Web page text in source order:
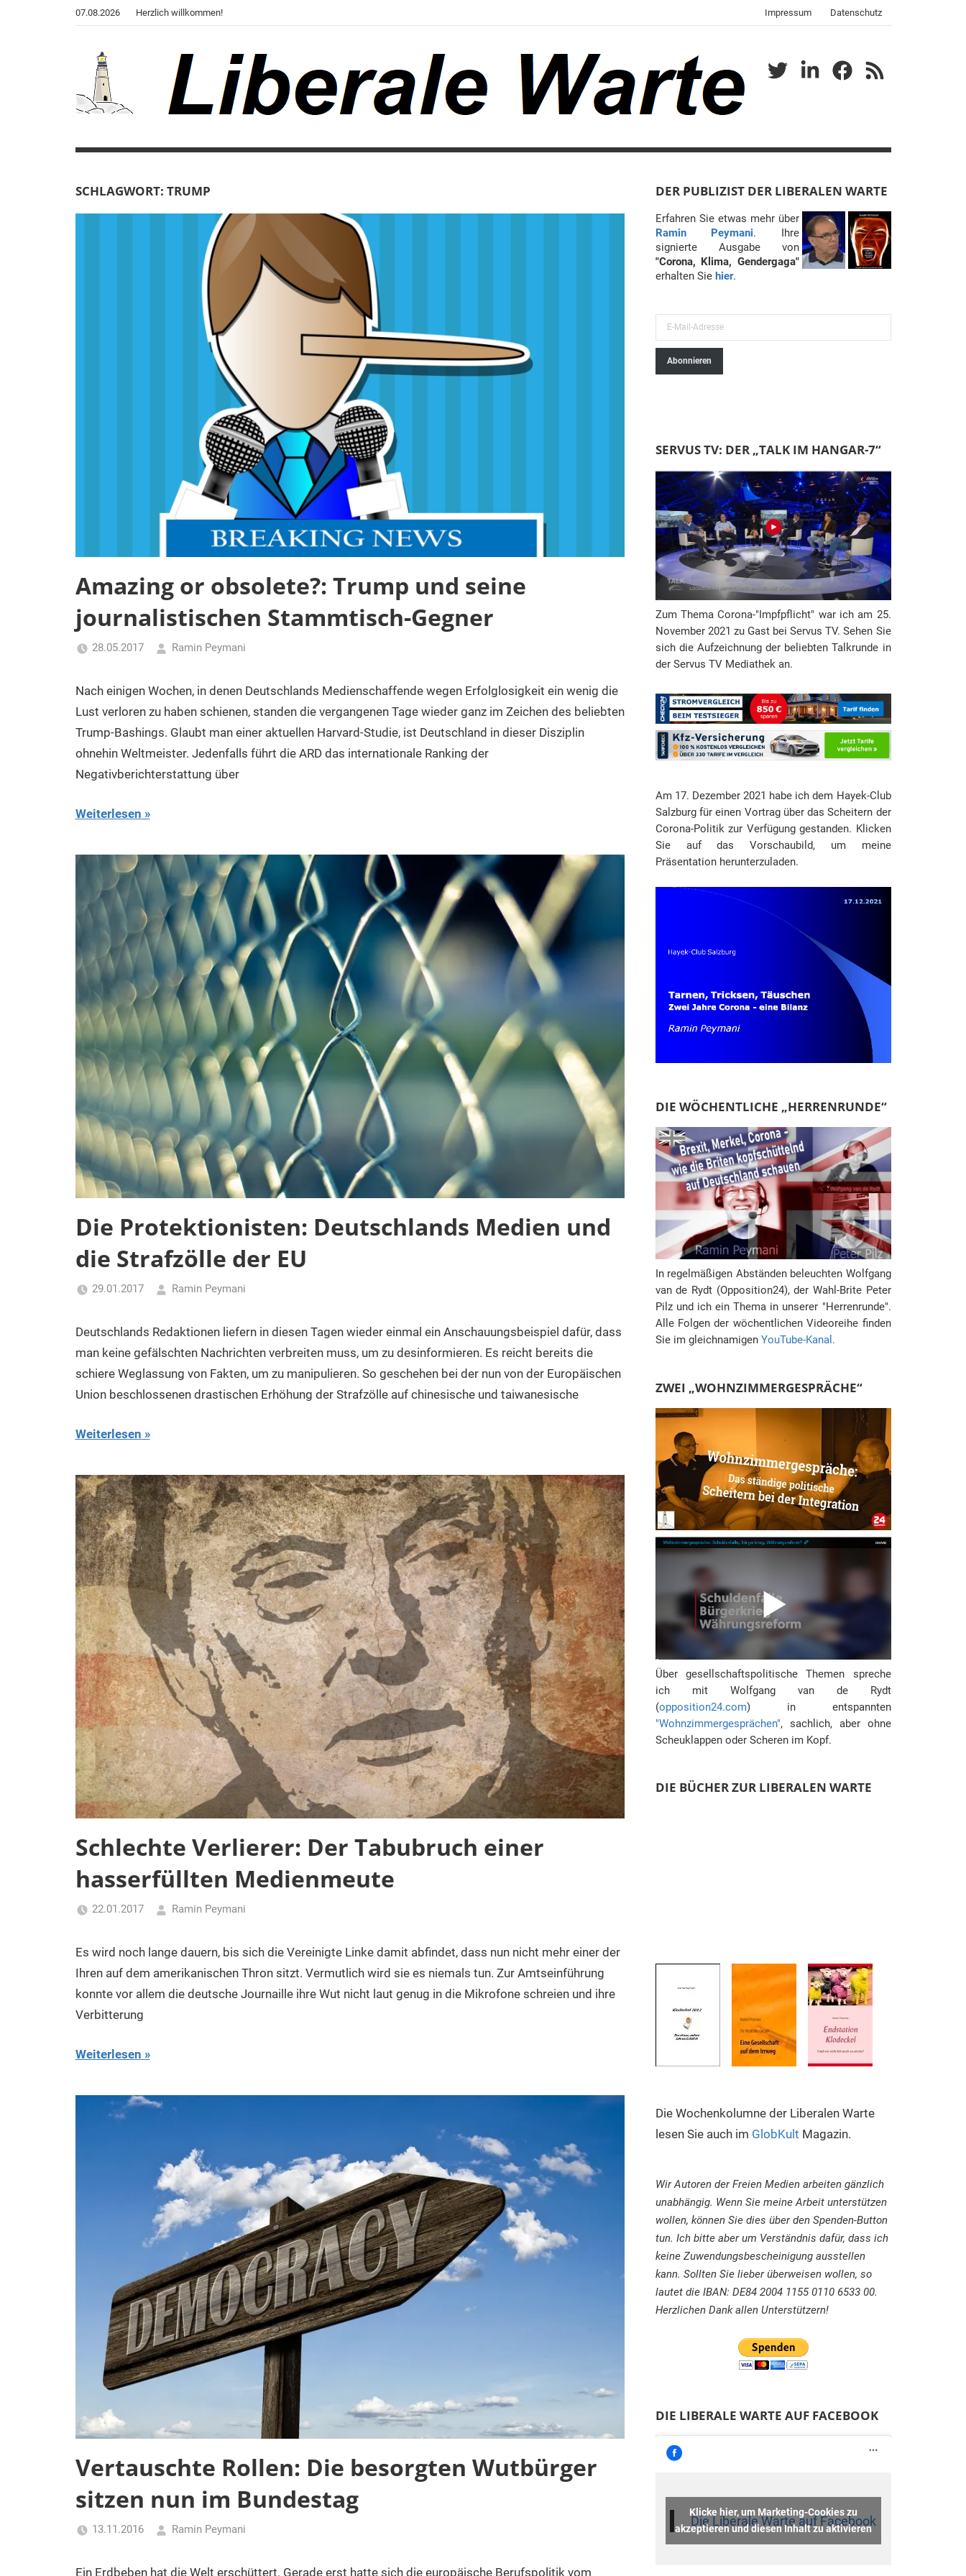
07.08.2026 Herzlich willkommen! Impressum Datenschutz
Liberale
Warte
Blog
Autors
TwitterLinkedInFacebook
RSS
SCHLAGWORT: TRUMP
Amazing or obsolete?: Trump und seine
journalistischen Stammtisch-Gegner
28.05.2017
Ramin Peymani
Nach einigen Wochen, in denen Deutschlands Medienschaffende wegen Erfolglosigkeit ein wenig die
Lust verloren zu haben schienen, standen die vergangenen Tage wieder ganz im Zeichen des beliebten
Trump-Bashings. Glaubt man einer aktuellen Harvard-Studie, ist Deutschland in dieser Disziplin
ohnehin Weltmeister. Jedenfalls führt die ARD das internationale Ranking der
Negativberichterstattung über
Weiterlesen
Die Protektionisten: Deutschlands Medien und
die Strafzölle der EU
29.01.2017
Ramin Peymani
Deutschlands Redaktionen liefern in diesen Tagen wieder einmal ein Anschauungsbeispiel dafür, dass
man keine gefälschten Nachrichten verbreiten muss, um zu desinformieren. Es reicht bereits die
schiere Weglassung von Fakten, um zu manipulieren. So geschehen bei der nun von der Europäischen
Union beschlossenen drastischen Erhöhung der Strafzölle auf chinesische und taiwanesische
Weiterlesen
Schlechte Verlierer: Der Tabubruch einer
hasserfüllten Medienmeute
22.01.2017
Ramin Peymani
Es wird noch lange dauern, bis sich die Vereinigte Linke damit abfindet, dass nun nicht mehr einer der
Ihren auf dem amerikanischen Thron sitzt. Vermutlich wird sie es niemals tun. Zur Amtseinführung
konnte vor allem die deutsche Journaille ihre Wut nicht laut genug in die Mikrofone schreien und ihre
Verbitterung
Weiterlesen
Vertauschte Rollen: Die besorgten Wutbürger
sitzen nun im Bundestag
13.11.2016
Ramin Peymani
Ein Erdbeben hat die Welt erschüttert. Gerade erst hatte sich die europäische Berufspolitik vom
DER PUBLIZIST DER LIBERALEN WARTE
Erfahren Sie etwas mehr über
Ramin Peymani. Ihre
signierte Ausgabe von
"Corona, Klima, Gendergaga"
erhalten Sie hier.
-
-
A
d
r
e
s
s
Abonnieren
SERVUS TV: DER „TALK IM HANGAR-7“
Zum Thema Corona-"Impfpflicht" war ich am 25.
November 2021 zu Gast bei Servus TV. Sehen Sie
sich die Aufzeichnung der beliebten Talkrunde in
der Servus TV Mediathek an.
Am 17. Dezember 2021 habe ich dem Hayek-Club
Salzburg für einen Vortrag über das Scheitern der
Corona-Politik zur Verfügung gestanden. Klicken
Sie auf das Vorschaubild, um meine
Präsentation herunterzuladen.
DIE WÖCHENTLICHE „HERRENRUNDE“
In regelmäßigen Abständen beleuchten Wolfgang
van de Rydt (Opposition24), der Wahl-Brite Peter
Pilz und ich ein Thema in unserer "Herrenrunde".
Alle Folgen der wöchentlichen Videoreihe finden
Sie im gleichnamigen YouTube-Kanal.
ZWEI „WOHNZIMMERGESPRÄCHE“
Über gesellschaftspolitische Themen spreche
ich mit Wolfgang van de Rydt
(opposition24.com) in entspannten
"Wohnzimmergesprächen", sachlich, aber ohne
Scheuklappen oder Scheren im Kopf.
DIE BÜCHER ZUR LIBERALEN WARTE
Die Wochenkolumne der Liberalen Warte
lesen Sie auch im GlobKult Magazin.
Wir Autoren der Freien Medien arbeiten gänzlich
unabhängig. Wenn Sie meine Arbeit unterstützen
wollen, können Sie dies über den Spenden-Button
tun. Ich bitte aber um Verständnis dafür, dass ich
keine Zuwendungsbescheinigung ausstellen
kann. Sollten Sie lieber überweisen wollen, so
lautet die IBAN: DE84 2004 1155 0110 6533 00.
Herzlichen Dank allen Unterstützern!
DIE LIBERALE WARTE AUF FACEBOOK
Die Liberale Warte auf Facebook
Klicke hier, um Marketing-Cookies zu
akzeptieren und diesen Inhalt zu aktivieren